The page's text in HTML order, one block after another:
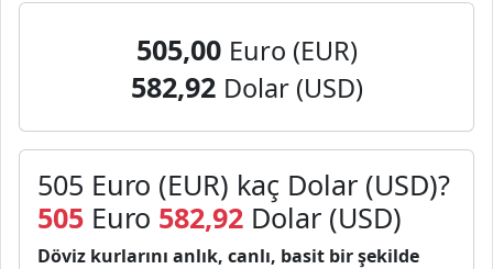
505,00 Euro (EUR)
582,92 Dolar (USD)
505 Euro (EUR) kaç Dolar (USD)?
505 Euro 582,92 Dolar (USD)
Döviz kurlarını anlık, canlı, basit bir şekilde